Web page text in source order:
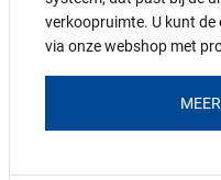
verkoopruimte. U kunt de
via onze webshop met